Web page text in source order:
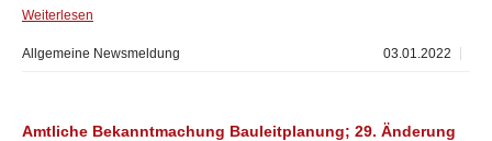
Weiterlesen
03.01.2022
Allgemeine Newsmeldung
Amtliche Bekanntmachung Bauleitplanung; 29. Änderung